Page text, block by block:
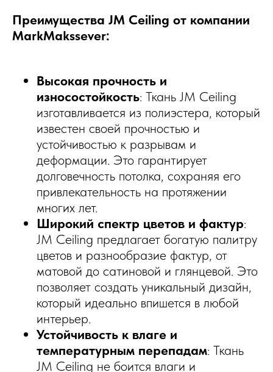
Преимущества JM Ceiling от компании
MarkMakssever:
Высокая прочность и
износостойкость: Ткань JM Ceiling
изготавливается из полиэстера, который
известен своей прочностью и
устойчивостью к разрывам и
деформации. Это гарантирует
долговечность потолка, сохраняя его
привлекательность на протяжении
многих лет.
Широкий спектр цветов и фактур:
JM Ceiling предлагает богатую палитру
цветов и разнообразие фактур, от
матовой до сатиновой и глянцевой. Это
позволяет создать уникальный дизайн,
который идеально впишется в любой
интерьер.
Устойчивость к влаге и
температурным перепадам: Ткань
JM Ceiling не боится влаги и